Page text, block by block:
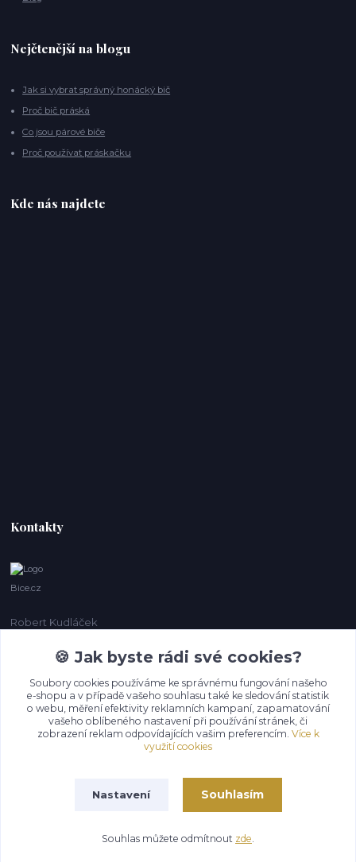
Nejčtenější na blogu
Jak si vybrat správný honácký bič
Proč bič práská
Co jsou párové biče
Proč používat práskačku
Kde nás najdete
Kontakty
Bice.cz
Robert Kudláček
Upravit sběr cookies.
Vytvořeno na Eshop-rychle.cz
🍪 Jak byste rádi své cookies?
Soubory cookies používáme ke správnému fungování našeho
e-shopu a v případě vašeho souhlasu také ke sledování statistik
o webu, měření efektivity reklamních kampaní, zapamatování
vašeho oblíbeného nastavení při používání stránek, či
zobrazení reklam odpovídajících vašim preferencím. Více k
využití cookies
Nastavení Souhlasím
Souhlas můžete odmítnout zde